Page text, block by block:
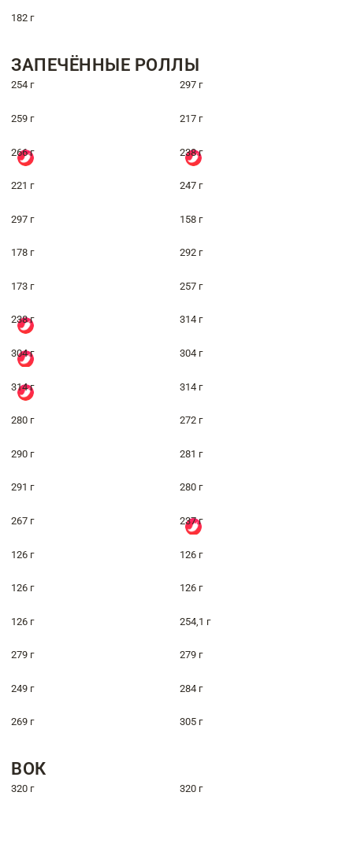
182 г
ЗАПЕЧЁННЫЕ РОЛЛЫ
254 г 297 г
259 г 217 г
266 г 238 г
221 г 247 г
297 г 158 г
178 г 292 г
173 г 257 г
238 г 314 г
304 г 304 г
314 г 314 г
280 г 272 г
290 г 281 г
291 г 280 г
267 г 237 г
126 г 126 г
126 г 126 г
126 г 254,1 г
279 г 279 г
249 г 284 г
269 г 305 г
ВОК
320 г 320 г